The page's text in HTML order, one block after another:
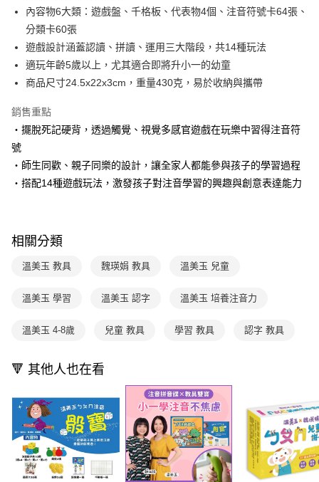
【大哥付你分期使用說明】
1.本服務由台灣大哥大提供，台灣大哥大用戶可立即使用無須另外申請。
2.付款方式選擇「大哥付你分期」，訂單成立後會自動跳轉到大哥付的交易
流程，驗證手機門號後，選擇欲分期的期數、繳款截止日，確認付款後即完
3.實際核准額度、可分期數及費用金額請依後續交易確認頁面所載為準。
4.訂單成立30分鐘內，如未前往確認交易或遇審核未通過，訂單將自動取
法說明評估內容。
1.分期款項不併入電信帳單，「大哥付你分期」於每月結算日後寄送繳費提
醒簡訊。
2.透過簡訊連結打開帳單後，可選擇「超商條碼／台灣大直營門市／銀行轉
帳／街口支付／iPASS MONEY」等通路繳費。
買賣價金債權讓與本公司後，依約使用本公司帳單繳交帳款。
2.基於同意付款使用「大哥付你分期」之契約關係目的，商店將以您的個人
資料（包含姓名、電話或地址）提供予台灣大哥大進項蒐集、處理及利用，
AFTEE先享後付
相關說明
【關於「AFTEE先享後付」】
AFTEE先享後付是「在收到商品之後才付款」的支付方式。 讓您購物簡單
便利好安心！
１．簡單：不需註冊會員、不需綁卡、不需儲值。
３．安心：先確認商品／服務後，再付款。
１．於結帳方式選擇「AFTEE先享後付」後，將跳轉至「AFTEE先享後付」
結帳頁面，進行簡訊認證並確認金額後，即可完成結帳。
２．訂單成立數日內，您將收到繳費通知簡訊。
３．收到繳費通知簡訊後14天內，點擊此簡訊中的連結，可透過四大超商／
後付繳納相關費用。
是否繳費成功／繳費後需取消欲退款等相關疑問，請聯繫「AFTEE先享後付
易，需依本服務之必要範圍內提供個人資料，並將交易相關給付款項請求債
https://aftee.tw/terms/#terms3
３．未成年的使用者請事先徵得法定代理人或監護人之同意方可使用
「AFTEE先享後付」，若未經同意申辦者引起之損失，本公司不負相關責
任。
４．使用「AFTEE先享後付」時，將依據個別帳號之用戶狀況，依本公司即
時審查核予不同之上限額度；若仍有額度不足之情形，本公司將視審查結果
請求用戶進行身份認證。
５．嚴禁一人註冊多個帳號或使用他人資訊註冊。若發現惡意使用之情形，
恩沛科技股份有限公司將有權停止該用戶之使用額度並採取法律行動。
ATM付款
付款後全家取貨
每筆NT$70，滿NT$800(含以上)免運費
付款後7-11取貨
每筆NT$70，滿NT$800(含以上)免運費
海外包裹航空運送
內容物6大類：遊戲盤、千格板、代表物4個、注音符號卡64張、
分類卡60張
遊戲設計涵蓋認讀、拼讀、運用三大階段，共14種玩法
適玩年齡5歲以上，尤其適合即將升小一的幼童
商品尺寸24.5x22x3cm，重量430克，易於收納與攜帶
銷售重點
・擺脫死記硬背，透過觸覺、視覺多感官遊戲在玩樂中習得注音符
號
・師生同歡、親子同樂的設計，讓全家人都能參與孩子的學習過程
・搭配14種遊戲玩法，激發孩子對注音學習的興趣與創意表達能力
相關分類
溫美玉 教具 魏瑛娟 教具 溫美玉 兒童
溫美玉 學習 溫美玉 認字 溫美玉 培養注音力
溫美玉 4-8歲 兒童 教具 學習 教具 認字 教具
🔻 其他人也在看